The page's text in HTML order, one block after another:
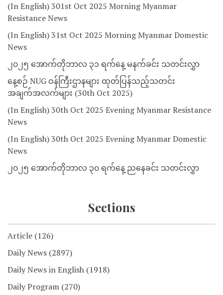
(In English) 301st Oct 2025 Morning Myanmar
Resistance News
(In English) 31st Oct 2025 Morning Myanmar Domestic
News
၂၀၂၅ အောက်တိုဘာလ ၃၁ ရက်နေ့ မနက်ခင်း သတင်းလွှာ
နေ့စဉ် NUG ဝန်ကြီးဌာနများ ထုတ်ပြန်သည့်သတင်း
အချက်အလက်များ (30th Oct 2025)
(In English) 30th Oct 2025 Evening Myanmar Resistance
News
(In English) 30th Oct 2025 Evening Myanmar Domestic
News
၂၀၂၅ အောက်တိုဘာလ ၃၀ ရက်နေ့ ညနေခင်း သတင်းလွှာ
Sections
Article (126)
Daily News (2897)
Daily News in English (1918)
Daily Program (270)